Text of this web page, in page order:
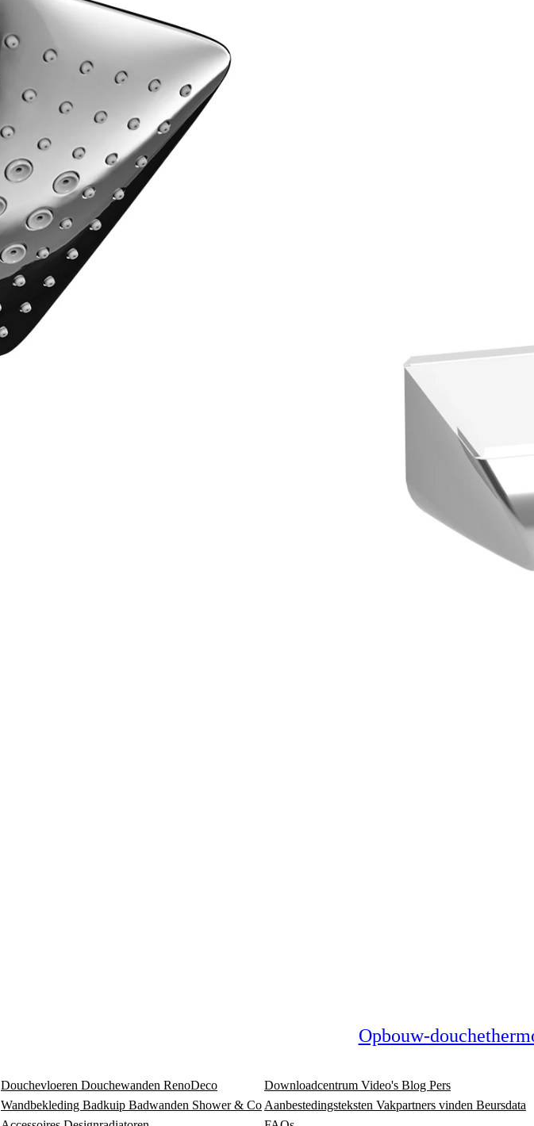
Opbouw-
Douchevloeren Douchewanden RenoDeco
Wandbekleding Badkuip Badwanden Shower & Co
Downloadcentrum Video's Blog Pers
Aanbestedingsteksten Vakpartners vinden Beursdata